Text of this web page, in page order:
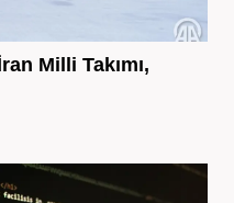
Milli Takımı,